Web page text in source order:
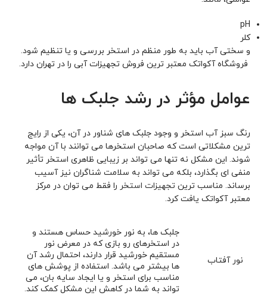
pH
کلر
و سختی آب باید به طور منظم در استخر بررسی و یا تنظیم شود.
فروشگاه آکواتک معتبر ترین فروش تجهیزات آبی را در تهران دارد.
عوامل مؤثر در رشد جلبک ها
رنگ سبز آب استخر و وجود جلبک های شناور در آن، یکی از رایج
ترین مشکلاتی است که صاحبان استخرها می توانند با آن مواجه
شوند. این مشکل نه تنها می تواند بر زیبایی ظاهری استخر تأثیر
منفی ای بگذارد، بلکه می ‌تواند به سلامت شناگران نیز آسیب
برساند. مناسب ترین تجهیزات استخر را فقط می توان در مرکز
معتبر آکواتک یافت کرد.
نور آفتاب
جلبک ها، به نور خورشید حساس هستند و
در استخرهای رو بازی که در معرض نور
مستقیم خورشید قرار دارند، احتمال رشد آن
ها بیشتر می باشد. استفاده از پوشش های
مناسب برای استخر و یا ایجاد سایه بان، می
‌تواند به شما در کاهش این مشکل کمک کند.